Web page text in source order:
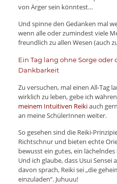
von Ärger sein könntest…
Und spinne den Gedanken mal
wenn alle oder zumindest viele
freundlich zu allen Wesen (auch
Ein Tag lang ohne Sorge oder
Dankbarkeit
Zu versuchen, mal einen All-Tag
wirklich zu leben, gebe ich
meinem Intuitiven Reikiauch
an meine SchülerInnen weiter.
So gesehen sind die Reiki-
Richtschnur und bieten echte
bewusst ein gutes, ein
Und ich glaube, dass Usui Sensei
davon sprach, Reiki sei „die
einzuladen“. Juhuuu!